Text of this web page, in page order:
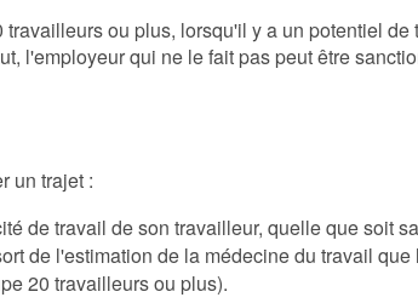
ou plus, lorsqu'il y a un potentiel
l'employeur qui ne le fait pas peut être
un trajet :
de travail de son travailleur, quelle que soit
de l'estimation de la médecine du travail
20 travailleurs ou plus).